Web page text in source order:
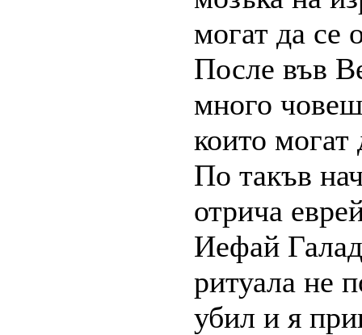
могат да се
После във
много
които могат
По такъв
отрича
Иефай
ритуала не
убил и я